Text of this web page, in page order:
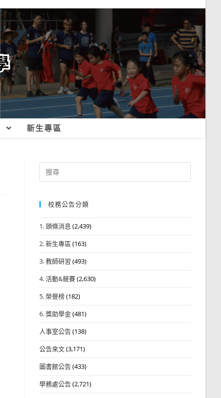
新生專區
Search
for:
校務公告分類
1. 頭條消息 (2,439)
2. 新生專區 (163)
3. 教師研習 (493)
4. 活動&競賽(2,630)
5. 榮譽榜(182)
6. 獎助學金(481)
人事室公告(138)
公告來文(3,171)
圖書館公告(433)
學務處公告(2,721)